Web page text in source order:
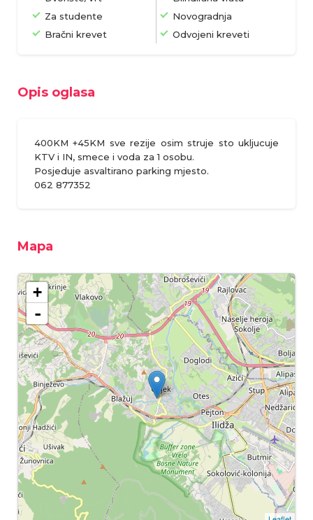
Za studente
Novogradnja
Bračni krevet
Odvojeni kreveti
Opis oglasa
400KM +45KM sve rezije osim struje sto ukljucuje
KTV i IN, smece i voda za 1 osobu.
Posjeduje asvaltirano parking mjesto.
062 877352
Mapa
+
-